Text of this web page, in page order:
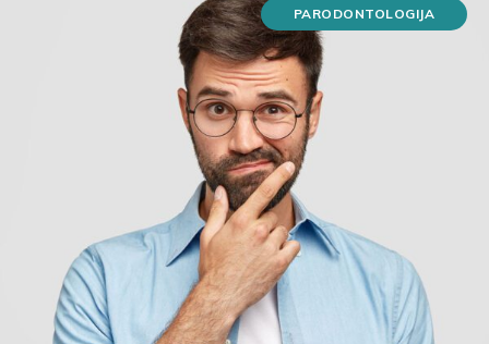
PARODONTOLOGIJA